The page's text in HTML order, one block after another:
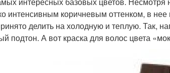
интенсивным коричневым оттенком, в
делить на холодную и теплую. Так,
подтон. А вот краска для волос цвета